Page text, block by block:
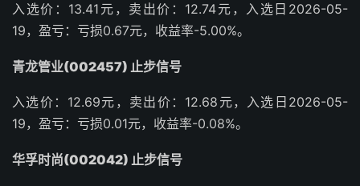
入选价：13.41元，卖出价：12.74元，入选日2026-05-
19，盈亏：亏损0.67元，收益率-5.00%。
青龙管业(002457) 止步信号
入选价：12.69元，卖出价：12.68元，入选日2026-05-
19，盈亏：亏损0.01元，收益率-0.08%。
华孚时尚(002042) 止步信号